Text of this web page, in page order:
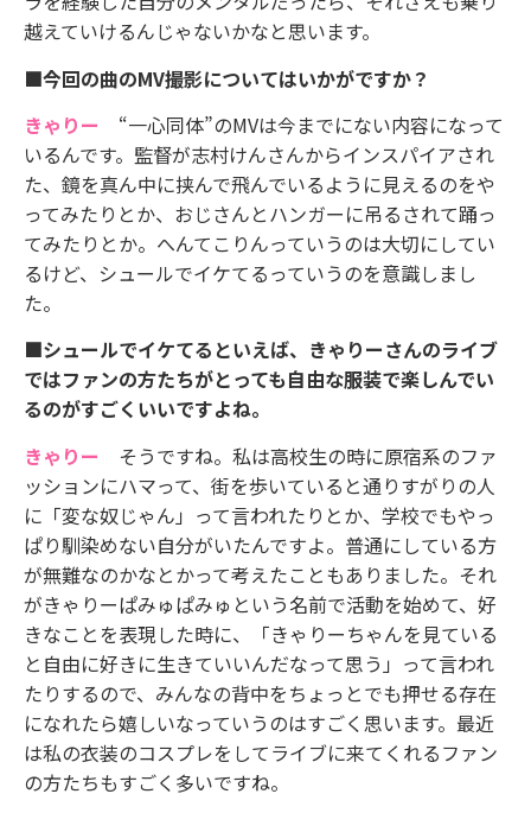
越えていけるんじゃないかなと思います。
■今回の曲のMV撮影についてはいかがですか？
きゃりー “一心同体”のMVは今までにない内容になって
いるんです。監督が志村けんさんからインスパイアされ
た、鏡を真ん中に挟んで飛んでいるように見えるのをや
ってみたりとか、おじさんとハンガーに吊るされて踊っ
てみたりとか。へんてこりんっていうのは大切にしてい
るけど、シュールでイケてるっていうのを意識しまし
た。
■シュールでイケてるといえば、きゃりーさんのライブ
ではファンの方たちがとっても自由な服装で楽しんでい
るのがすごくいいですよね。
きゃりー そうですね。私は高校生の時に原宿系のファ
ッションにハマって、街を歩いていると通りすがりの人
に「変な奴じゃん」って言われたりとか、学校でもやっ
ぱり馴染めない自分がいたんですよ。普通にしている方
が無難なのかなとかって考えたこともありました。それ
がきゃりーぱみゅぱみゅという名前で活動を始めて、好
きなことを表現した時に、「きゃりーちゃんを見ている
と自由に好きに生きていいんだなって思う」って言われ
たりするので、みんなの背中をちょっとでも押せる存在
になれたら嬉しいなっていうのはすごく思います。最近
は私の衣装のコスプレをしてライブに来てくれるファン
の方たちもすごく多いですね。